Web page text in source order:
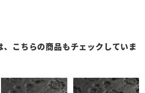
、こちらの商品もチェックしていま